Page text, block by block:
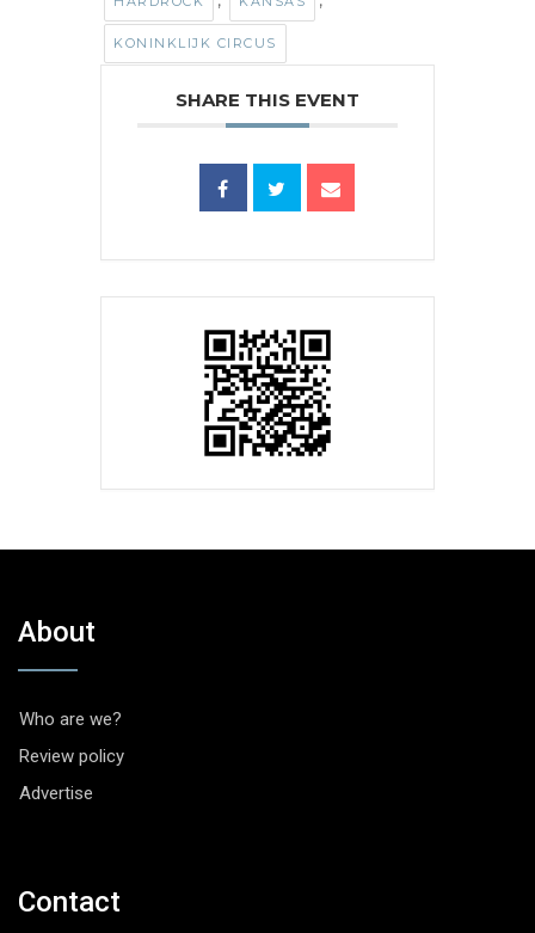
KONINKLIJK CIRCUS
SHARE THIS EVENT
About
Who are we?
Review policy
Advertise
Contact